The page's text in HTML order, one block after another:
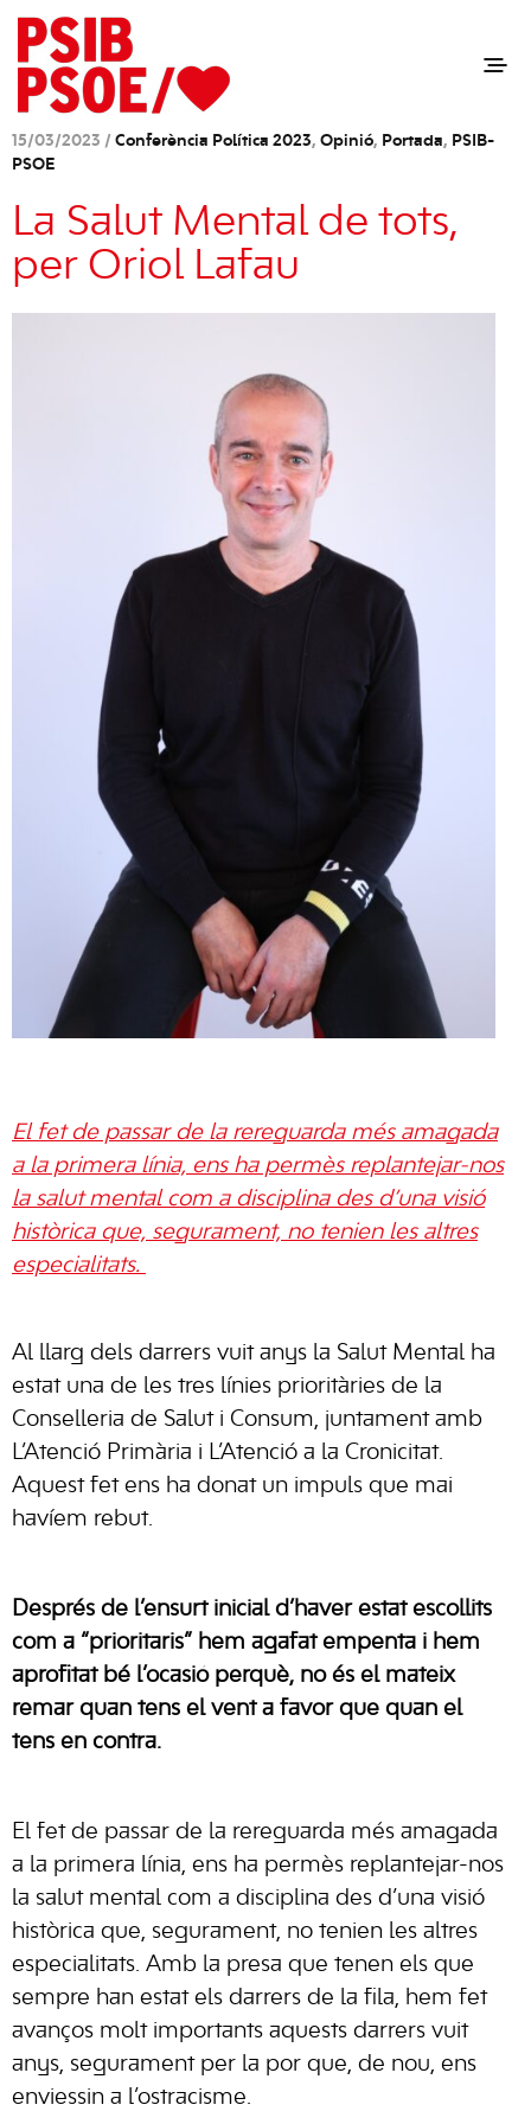
15/03/2023 / Conferència Política 2023, Opinió, Portada, PSIB-
PSOE
La Salut Mental de tots,
per Oriol Lafau
El fet de passar de la rereguarda més amagada
a la primera línia, ens ha permès replantejar-nos
la salut mental com a disciplina des d’una visió
històrica que, segurament, no tenien les altres
especialitats.
Al llarg dels darrers vuit anys la Salut Mental ha
estat una de les tres línies prioritàries de la
Conselleria de Salut i Consum, juntament amb
L’Atenció Primària i L’Atenció a la Cronicitat.
Aquest fet ens ha donat un impuls que mai
havíem rebut.
Després de l’ensurt inicial d’haver estat escollits
com a “prioritaris” hem agafat empenta i hem
aprofitat bé l’ocasió perquè, no és el mateix
remar quan tens el vent a favor que quan el
tens en contra.
El fet de passar de la rereguarda més amagada
a la primera línia, ens ha permès replantejar-nos
la salut mental com a disciplina des d’una visió
històrica que, segurament, no tenien les altres
especialitats. Amb la presa que tenen els que
sempre han estat els darrers de la fila, hem fet
avanços molt importants aquests darrers vuit
anys, segurament per la por que, de nou, ens
enviessin a l’ostracisme.